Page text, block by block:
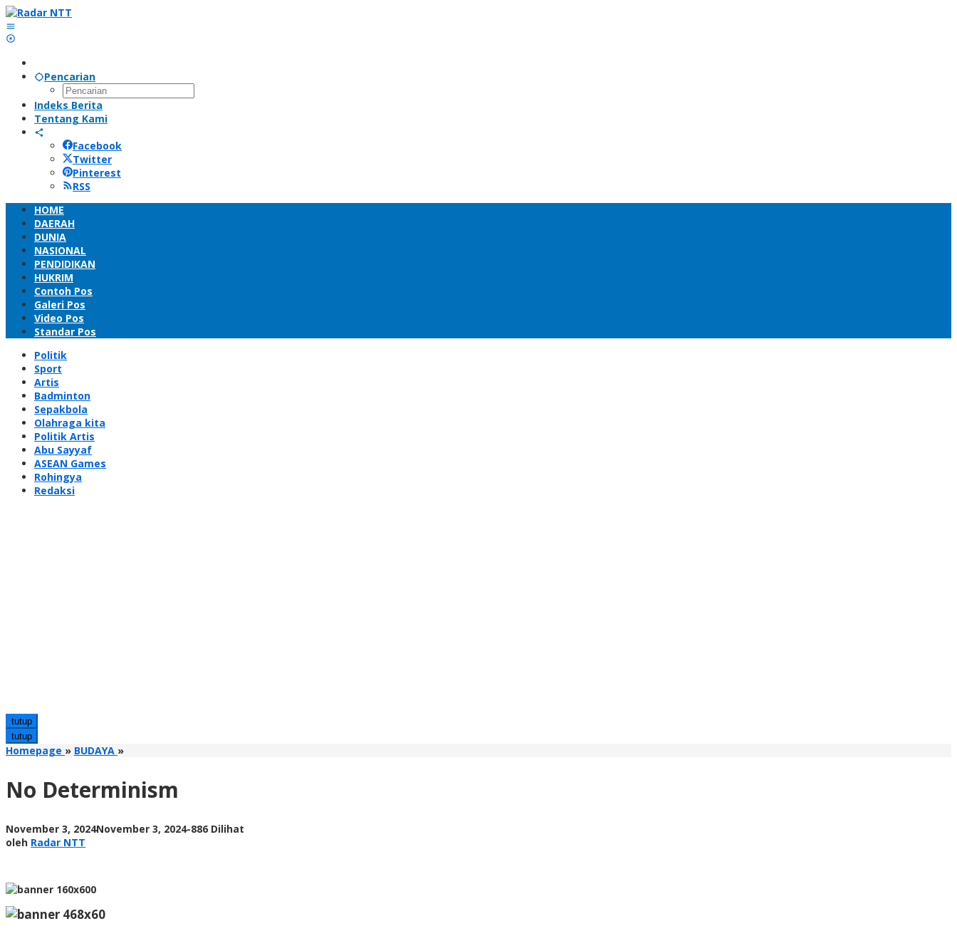
Lewati
ke
konten
Pencarian
Indeks Berita
Tentang Kami
Facebook
Twitter
Pinterest
RSS
HOME
DAERAH
DUNIA
NASIONAL
PENDIDIKAN
HUKRIM
Contoh Pos
Galeri Pos
Video Pos
Standar Pos
Politik
Sport
Artis
Badminton
Sepakbola
Olahraga kita
Politik Artis
Abu Sayyaf
ASEAN Games
Rohingya
Redaksi
tutup
tutup
Homepage » BUDAYA »No
No Determinism
November 3, 2024November 3, 2024oleh
-886 Dilihat
oleh Radar NTT